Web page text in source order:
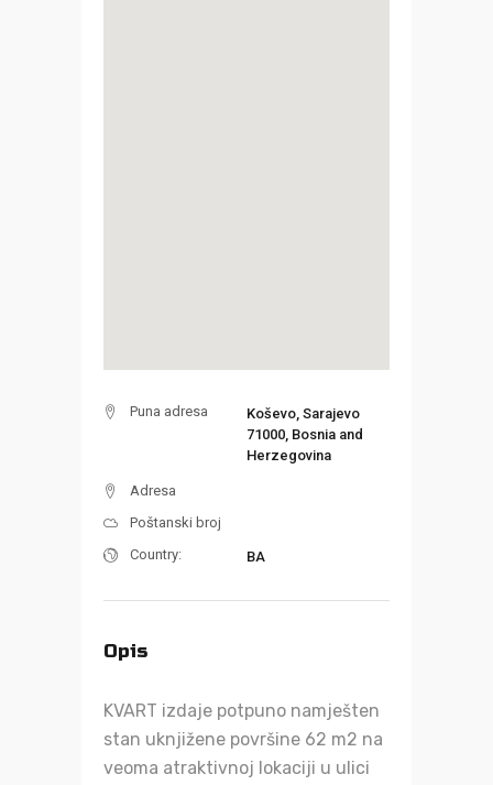
Puna adresa
Koševo, Sarajevo
71000, Bosnia and
Herzegovina
Adresa
Poštanski broj
Country:
BA
Opis
KVART izdaje potpuno namješten
stan uknjižene površine 62 m2 na
veoma atraktivnoj lokaciji u ulici